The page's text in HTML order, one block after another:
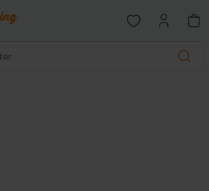
Search
Open favorites